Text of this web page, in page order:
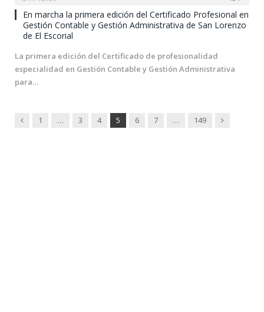
En marcha la primera edición del Certificado Profesional en
Gestión Contable y Gestión Administrativa de San Lorenzo
de El Escorial
La primera edición del Certificado de profesionalidad
especialidad en Gestión Contable y Gestión Administrativa
para…
Previous
1 … 3 4 5 6 7 … 149 Next